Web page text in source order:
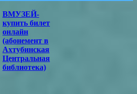
ВМУЗЕЙ-
купить билет
онлайн
(абонемент в
Ахтубинская
Центральная
библиотека)